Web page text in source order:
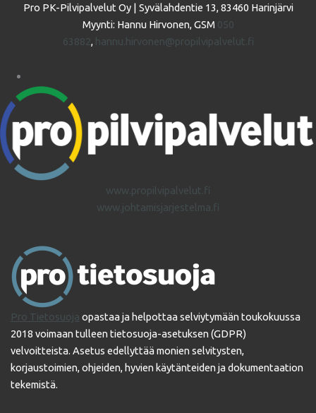
Pro PK-Pilvipalvelut Oy | Syvälahdentie 13, 83460 Harinjärvi
Myynti: Hannu Hirvonen, GSM 050
63882, hannu.hirvonen@propilvipalvelut.fi
www.propilvipalvelut.fi
www.johtamisjarjestelma.fi
Pro Tietosuoja opastaa ja helpottaa selviytymään toukokuussa
2018 voimaan tulleen tietosuoja-asetuksen (GDPR)
velvoitteista. Asetus edellyttää monien selvitysten,
korjaustoimien, ohjeiden, hyvien käytänteiden ja dokumentaation
tekemistä.